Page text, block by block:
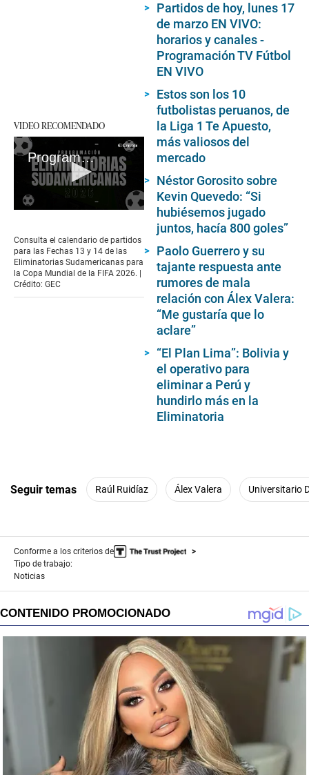
VIDEO RECOMENDADO
Programación de las fechas 13 y 14 de las Eliminatorias Sudamericanas 2026
of
35
seconds
Consulta el calendario de partidos
para las Fechas 13 y 14 de las
Eliminatorias Sudamericanas para
la Copa Mundial de la FIFA 2026. |
Crédito: GEC
Partidos de hoy, lunes 17
de marzo EN VIVO:
horarios y canales -
Programación TV Fútbol
EN VIVO
Estos son los 10
futbolistas peruanos, de
la Liga 1 Te Apuesto,
más valiosos del
mercado
Néstor Gorosito sobre
Kevin Quevedo: “Si
hubiésemos jugado
juntos, hacía 800 goles”
Paolo Guerrero y su
tajante respuesta ante
rumores de mala
relación con Álex Valera:
“Me gustaría que lo
aclare”
“El Plan Lima”: Bolivia y
el operativo para
eliminar a Perú y
hundirlo más en la
Eliminatoria
Seguir temas Raúl Ruidíaz Álex Valera Universitario
Conforme a los criterios de
Tipo de trabajo:
Noticias